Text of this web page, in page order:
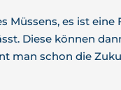
Müssens, es ist
Diese können
man schon die